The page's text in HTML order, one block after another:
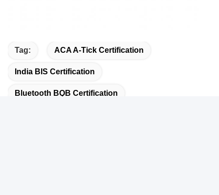
Tag: ACA A-Tick Certification
India BIS Certification
Bluetooth BQB Certification